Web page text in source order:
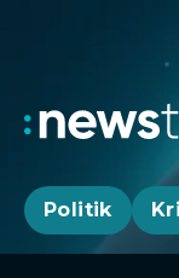
Politik